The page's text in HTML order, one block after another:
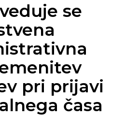
se
pri prijavi
časa